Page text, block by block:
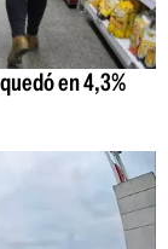
en 4,3%